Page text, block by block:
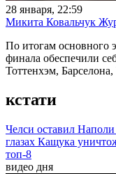
28 января, 22:59
Микита Ковальчук
По итогам основного
финала обеспечили
Тоттенхэм,
кстати
Челси оставил
глазах Кащука
топ-8
видео дня